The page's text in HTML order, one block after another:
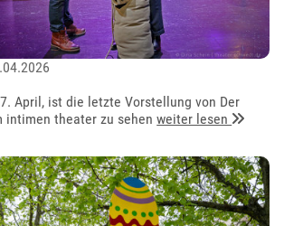
April, ist die letzte Vorstellung von Der
intimen theater zu sehenweiter lesen